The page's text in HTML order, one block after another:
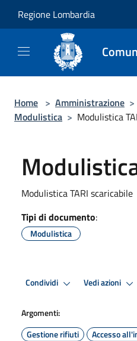
Regione Lombardia
Home > Amministrazione >
Modulistica > Modulistica
Modulistica TARI scaricabile
Tipi di documento:
Modulistica
Condividi Vedi azioni
Argomenti:
Gestione rifiuti
Accesso